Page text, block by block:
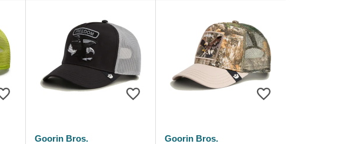
Goorin Bros.
Goorin Bros.